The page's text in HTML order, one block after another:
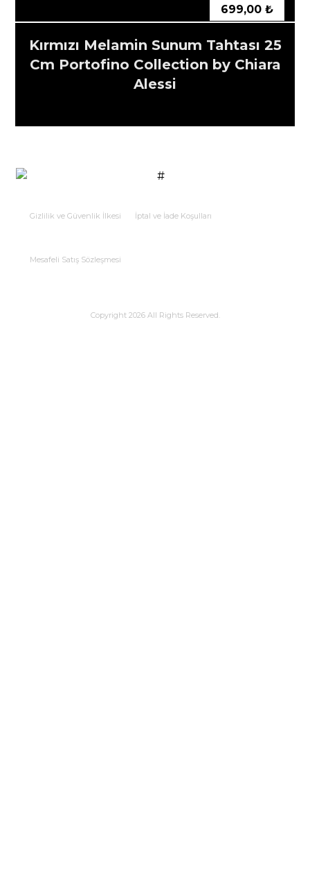
Kırmızı Melamin Sunum Tahtası 25
Cm Portofino Collection by Chiara
Alessi
699,00 ₺
Gizlilik ve Güvenlik İlkesi İptal ve İade Koşulları
Mesafeli Satış Sözleşmesi
Copyright 2026 All Rights Reserved.